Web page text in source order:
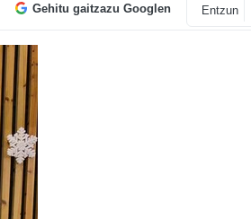
Gehitu gaitzazu Googlen Entzun